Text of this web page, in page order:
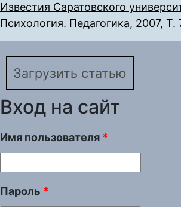
Известия Саратовского
Психология. Педагогика, 2007, Т.
Загрузить статью
Вход на сайт
Имя пользователя *
Пароль *